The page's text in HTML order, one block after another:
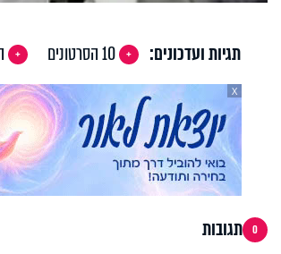
תגיות ועדכונים: 10 הסרטונים
X
0 תגובות